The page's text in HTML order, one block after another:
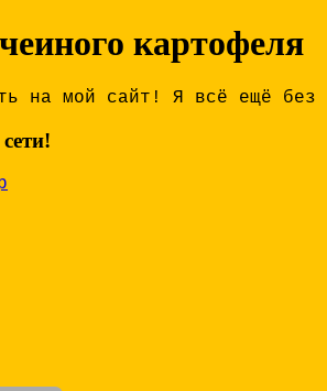
картофеля
на мой сайт! Я всё ещё